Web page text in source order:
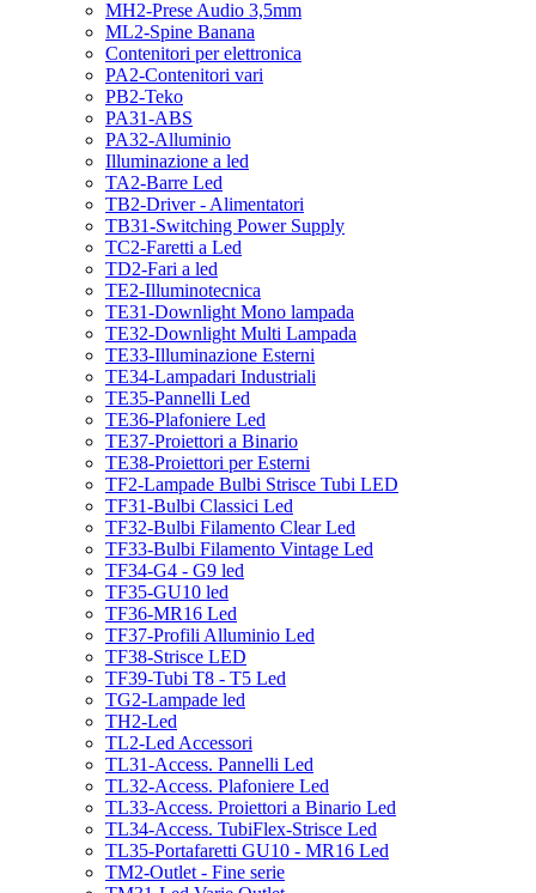
MH2-Prese Audio 3,5mm
ML2-Spine Banana
Contenitori per elettronica
PA2-Contenitori vari
PB2-Teko
PA31-ABS
PA32-Alluminio
Illuminazione a led
TA2-Barre Led
TB2-Driver - Alimentatori
TB31-Switching Power Supply
TC2-Faretti a Led
TD2-Fari a led
TE2-Illuminotecnica
TE31-Downlight Mono lampada
TE32-Downlight Multi Lampada
TE33-Illuminazione Esterni
TE34-Lampadari Industriali
TE35-Pannelli Led
TE36-Plafoniere Led
TE37-Proiettori a Binario
TE38-Proiettori per Esterni
TF2-Lampade Bulbi Strisce Tubi LED
TF31-Bulbi Classici Led
TF32-Bulbi Filamento Clear Led
TF33-Bulbi Filamento Vintage Led
TF34-G4 - G9 led
TF35-GU10 led
TF36-MR16 Led
TF37-Profili Alluminio Led
TF38-Strisce LED
TF39-Tubi T8 - T5 Led
TG2-Lampade led
TH2-Led
TL2-Led Accessori
TL31-Access. Pannelli Led
TL32-Access. Plafoniere Led
TL33-Access. Proiettori a Binario Led
TL34-Access. TubiFlex-Strisce Led
TL35-Portafaretti GU10 - MR16 Led
TM2-Outlet - Fine serie